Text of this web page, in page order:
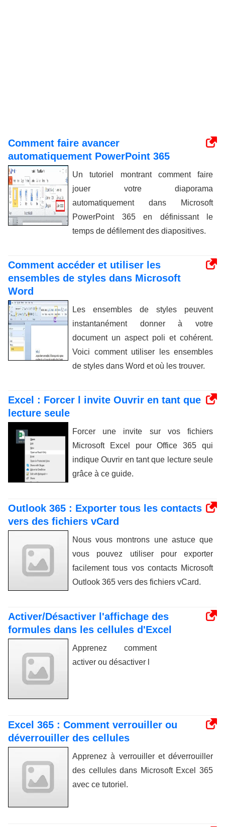
Comment faire avancer
automatiquement PowerPoint 365
Un tutoriel montrant comment faire
jouer votre diaporama
automatiquement dans Microsoft
PowerPoint 365 en définissant le
temps de défilement des diapositives.
Comment accéder et utiliser les
ensembles de styles dans Microsoft
Word
Les ensembles de styles peuvent
instantanément donner à votre
document un aspect poli et cohérent.
Voici comment utiliser les ensembles
de styles dans Word et où les trouver.
Excel : Forcer l invite Ouvrir en tant que
lecture seule
Forcer une invite sur vos fichiers
Microsoft Excel pour Office 365 qui
indique Ouvrir en tant que lecture seule
grâce à ce guide.
Outlook 365 : Exporter tous les contacts
vers des fichiers vCard
Nous vous montrons une astuce que
vous pouvez utiliser pour exporter
facilement tous vos contacts Microsoft
Outlook 365 vers des fichiers vCard.
Activer/Désactiver l'affichage des
formules dans les cellules d'Excel
Apprenez comment
activer ou désactiver l
Excel 365 : Comment verrouiller ou
déverrouiller des cellules
Apprenez à verrouiller et déverrouiller
des cellules dans Microsoft Excel 365
avec ce tutoriel.